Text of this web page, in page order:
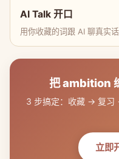
AI Talk 开口
用你收藏的词跟 AI 聊真实
把 ambition
3 步搞定：收藏 → 复习
立即